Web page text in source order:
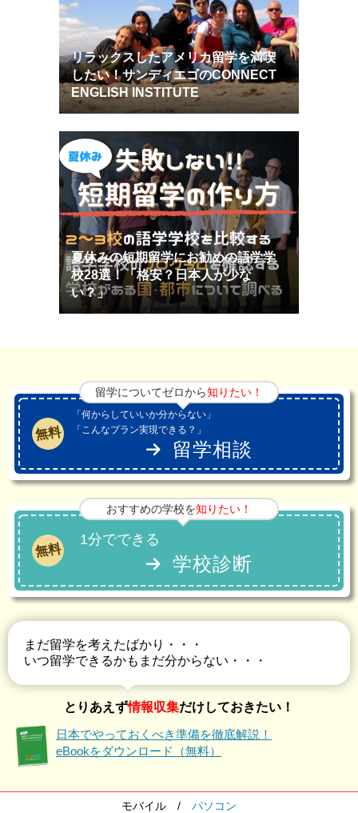
リラックスしたアメリカ留学を満喫
したい！サンディエゴのCONNECT
ENGLISH INSTITUTE
夏休みの短期留学にお勧めの語学学
校28選！「格安？日本人が少な
い？」
留学についてゼロから知りたい！
無料
「何からしていいか分からない」
「こんなプラン実現できる？」
留学相談
おすすめの学校を知りたい！
無料
1分でできる
学校診断
まだ留学を考えたばかり・・・
いつ留学できるかもまだ分からない・・・
とりあえず情報収集だけしておきたい！
日本でやっておくべき準備を徹底解説！
eBookをダウンロード（無料）
モバイル / パソコン